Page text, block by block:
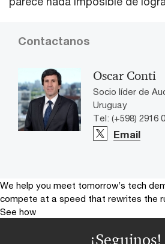
Contactanos
Oscar Conti
Socio líder de
Uruguay
Tel: (+598) 2916
Email
We help you meet tomorrow’s tech
compete at a speed that rewrites the
See how
¡Seguinos!